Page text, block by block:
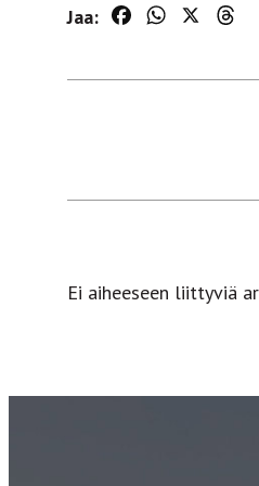
Jaa: FacebookWhatsApp
Ei aiheeseen liittyviä